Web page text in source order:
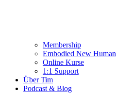
Membership
Embodied New Human
Online Kurse
1:1 Support
Über Tim
Podcast & Blog